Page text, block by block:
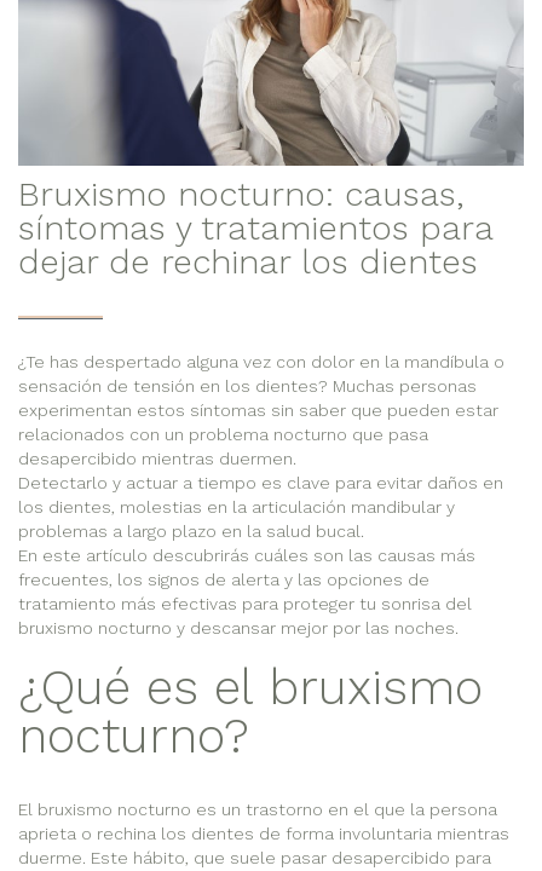
Bruxismo nocturno: causas,
síntomas y tratamientos para
dejar de rechinar los dientes
¿Te has despertado alguna vez con dolor en la mandíbula o
sensación de tensión en los dientes? Muchas personas
experimentan estos síntomas sin saber que pueden estar
relacionados con un problema nocturno que pasa
desapercibido mientras duermen.
Detectarlo y actuar a tiempo es clave para evitar daños en
los dientes, molestias en la articulación mandibular y
problemas a largo plazo en la salud bucal.
En este artículo descubrirás cuáles son las causas más
frecuentes, los signos de alerta y las opciones de
tratamiento más efectivas para proteger tu sonrisa del
bruxismo nocturno y descansar mejor por las noches.
¿Qué es el bruxismo
nocturno?
El bruxismo nocturno es un trastorno en el que la persona
aprieta o rechina los dientes de forma involuntaria mientras
duerme. Este hábito, que suele pasar desapercibido para